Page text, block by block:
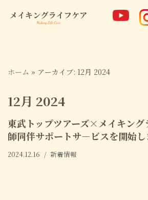
ス
キ
ッ
プ
ホーム » アーカイブ: 12月 2024
12月 2024
東武トップツアーズ×メイキン
師同伴サポートサ－ビスを開始
2024.12.16 新着情報